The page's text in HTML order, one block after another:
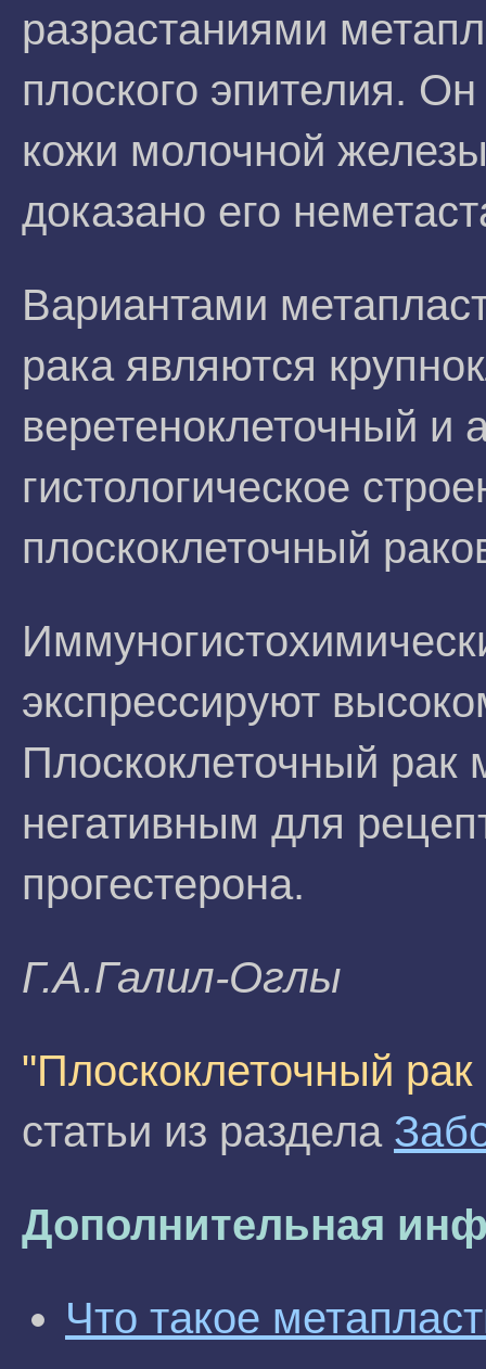
разрастаниями
плоского эпителия.
кожи молочной
доказано его
Вариантами
рака являются
веретеноклеточный и
гистологическое
плоскоклеточный
экспрессируют
Плоскоклеточный рак
негативным для
прогестерона.
Г.А.Галил-Оглы
"Плоскоклеточный
статьи из раздела
Дополнительная
Что такое